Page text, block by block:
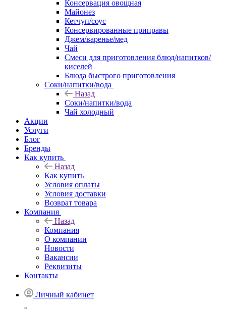
Консервация овощная
Майонез
Кетчуп/соус
Консервированные приправы
Джем/варенье/мед
Чай
Смеси для приготовления блюд/напитков/
киселей
Блюда быстрого приготовления
Соки/напитки/вода
Назад
Соки/напитки/вода
Чай холодный
Акции
Услуги
Блог
Бренды
Как купить
Назад
Как купить
Условия оплаты
Условия доставки
Возврат товара
Компания
Назад
Компания
О компании
Новости
Вакансии
Реквизиты
Контакты
Личный кабинет